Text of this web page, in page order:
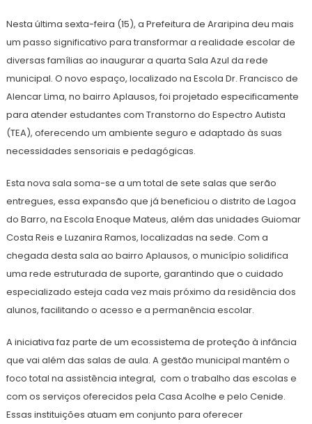
Nesta última sexta-feira (15), a Prefeitura de Araripina deu mais
um passo significativo para transformar a realidade escolar de
diversas famílias ao inaugurar a quarta Sala Azul da rede
municipal. O novo espaço, localizado na Escola Dr. Francisco de
Alencar Lima, no bairro Aplausos, foi projetado especificamente
para atender estudantes com Transtorno do Espectro Autista
(TEA), oferecendo um ambiente seguro e adaptado às suas
necessidades sensoriais e pedagógicas.
​Esta nova sala soma-se a um total de sete salas que serão
entregues, essa expansão que já beneficiou o distrito de Lagoa
do Barro, na Escola Enoque Mateus, além das unidades Guiomar
Costa Reis e Luzanira Ramos, localizadas na sede. Com a
chegada desta sala ao bairro Aplausos, o município solidifica
uma rede estruturada de suporte, garantindo que o cuidado
especializado esteja cada vez mais próximo da residência dos
alunos, facilitando o acesso e a permanência escolar.
​A iniciativa faz parte de um ecossistema de proteção à infância
que vai além das salas de aula. A gestão municipal mantém o
foco total na assistência integral, com o trabalho das escolas e
com os serviços oferecidos pela Casa Acolhe e pelo Cenide.
Essas instituições atuam em conjunto para oferecer